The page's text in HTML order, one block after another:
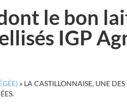
le bon
IGP
» LA CASTILLONNAISE, UNE DES